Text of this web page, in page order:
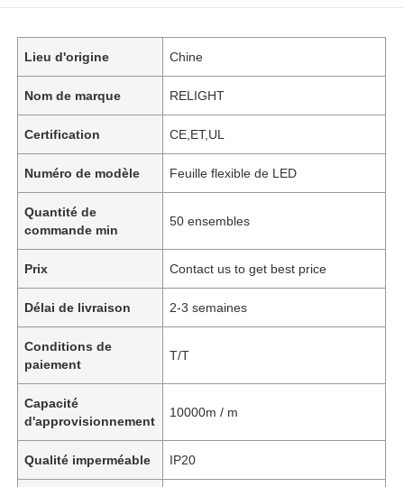
Lieu d'origine Chine
Nom de marque RELIGHT
Certification CE,ET,UL
Numéro de modèle Feuille flexible de LED
Quantité de
commande min
50 ensembles
Prix Contact us to get best price
Délai de livraison 2-3 semaines
Conditions de
paiement
T/T
Capacité
d'approvisionnement
10000m / m
Qualité imperméable IP20